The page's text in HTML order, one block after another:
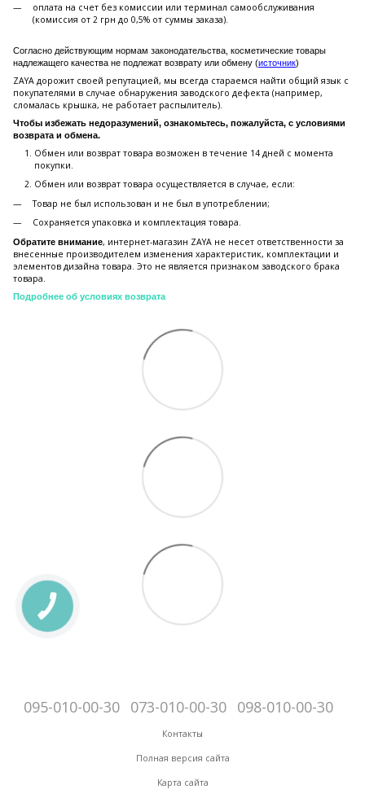
оплата на счет без комиссии или терминал самообслуживания
(комиссия от 2 грн до 0,5% от суммы заказа).
Согласно действующим нормам законодательства, косметические товары
надлежащего качества не подлежат возврату или обмену (источник)
ZAYA дорожит своей репутацией, мы всегда стараемся найти общий язык с
покупателями в случае обнаружения заводского дефекта (например,
сломалась крышка, не работает распылитель).
Чтобы избежать недоразумений, ознакомьтесь, пожалуйста, с условиями
возврата и обмена.
Обмен или возврат товара возможен в течение 14 дней с момента
покупки.
Обмен или возврат товара осуществляется в случае, если:
Товар не был использован и не был в употреблении;
Сохраняется упаковка и комплектация товара.
Обратите внимание, интернет-магазин ZAYA не несет ответственности за
внесенные производителем изменения характеристик, комплектации и
элементов дизайна товара. Это не является признаком заводского брака
товара.
Подробнее об условиях возврата
095-010-00-30 073-010-00-30 098-010-00-30
Контакты
Полная версия сайта
Карта сайта
КНОПКА
ЗВ'ЯЗКУ